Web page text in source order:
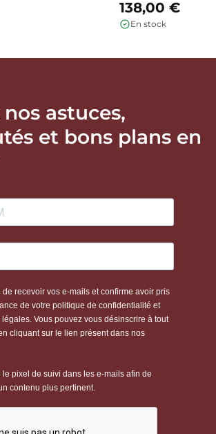
138,00 €
En stock
nos astuces,
et bons plans en